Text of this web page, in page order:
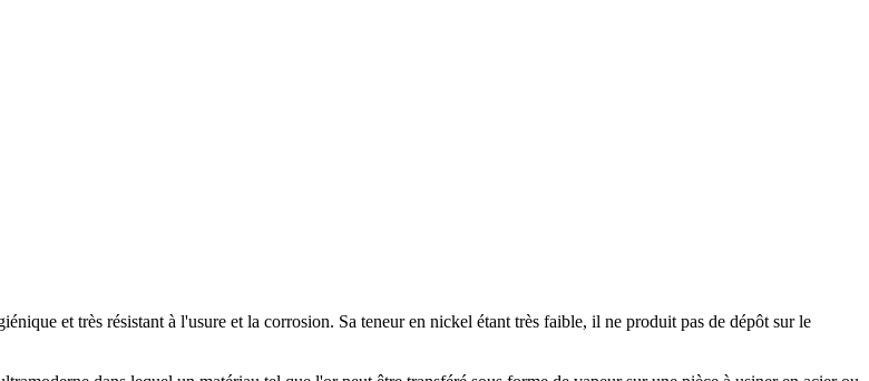
et très résistant à l'usure et la corrosion. Sa teneur en nickel étant très faible, il ne produit pas de dépôt sur le